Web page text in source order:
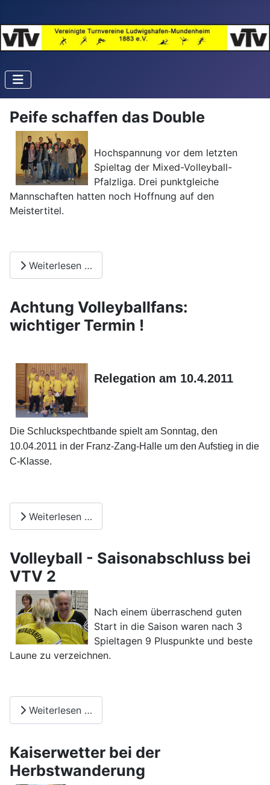
Peife schaffen das Double
Hochspannung vor dem letzten
Spieltag der Mixed-Volleyball-
Pfalzliga. Drei punktgleiche
Mannschaften hatten noch Hoffnung auf den
Meistertitel.
Weiterlesen …
Achtung Volleyballfans:
wichtiger Termin !
Relegation am 10.4.2011
Die Schluckspechtbande spielt am Sonntag, den
10.04.2011 in der Franz-Zang-Halle um den Aufstieg in die
C-Klasse.
Weiterlesen …
Volleyball - Saisonabschluss bei
VTV 2
Nach einem überraschend guten
Start in die Saison waren nach 3
Spieltagen 9 Pluspunkte und beste
Laune zu verzeichnen.
Weiterlesen …
Kaiserwetter bei der
Herbstwanderung